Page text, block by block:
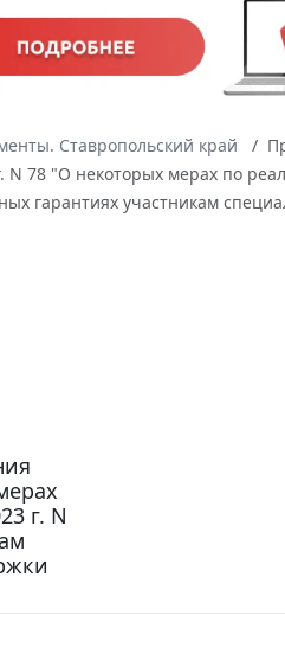
Ставропольский край
N 78 "О некоторых мерах по
гарантиях участникам
г. N